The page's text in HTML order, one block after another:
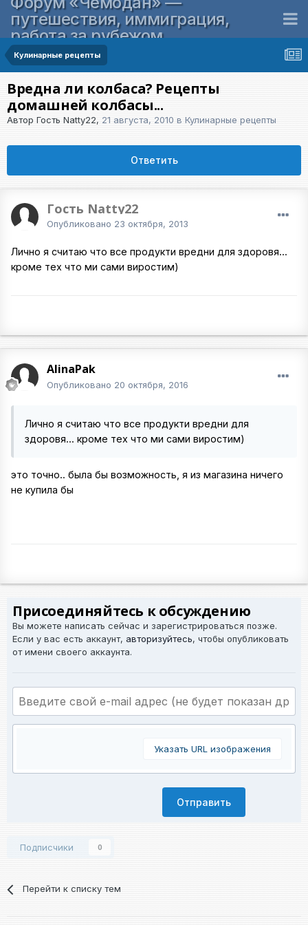
путешествия, иммиграция,
работа за рубежом
Кулинарные рецепты
Вредна ли колбаса? Рецепты
домашней колбасы...
Автор Гость Natty22, 21 августа, 2010 в Кулинарные рецепты
Ответить
Гость Natty22
Опубликовано 23 октября, 2013
Лично я считаю что все продукти вредни для здоровя...
кроме тех что ми сами виростим)
AlinaPak
Опубликовано 20 октября, 2016
Лично я считаю что все продукти вредни для
здоровя... кроме тех что ми сами виростим)
это точно.. была бы возможность, я из магазина ничего
не купила бы
Присоединяйтесь к обсуждению
Вы можете написать сейчас и зарегистрироваться позже.
Если у вас есть аккаунт, авторизуйтесь, чтобы опубликовать
от имени своего аккаунта.
Указать URL изображения
Отправить
Подписчики 0
Перейти к списку тем